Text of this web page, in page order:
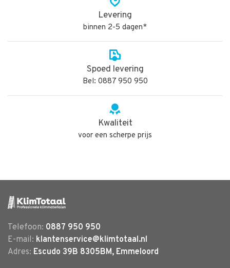
Levering
binnen 2-5 dagen*
Spoed levering
Bel: 0887 950 950
Kwaliteit
voor een scherpe prijs
Telefoon: 0887 950 950
E-mail: klantenservice@klimtotaal.nl
Adres: Escudo 39B 8305BM, Emmeloord